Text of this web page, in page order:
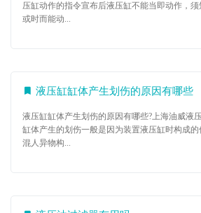
压缸动作的指令宣布后液压缸不能当即动作，须
或时而能动...
液压缸缸体产生划伤的原因有哪些
液压缸缸体产生划伤的原因有哪些?上海油威液
缸体产生的划伤一般是因为装置液压缸时构成
混人异物构...